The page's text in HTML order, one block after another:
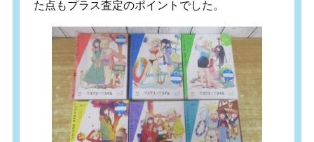
た点もプラス査定のポイントでした。